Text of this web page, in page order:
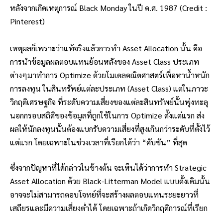
หลังจากเกิดเหตุการณ์ Black Monday ในปี ค.ศ. 1987 (Credit :
Pinterest)
เหตุผลก็เพราะว่าแท้จริงแล้วการทำ Asset Allocation นั้น คือ
การนำข้อมูลผลตอบแทนย้อนหลังของ Asset Class ประเภท
ต่างๆมาทำการ Optimize ด้วยโมเดลคณิตศาสตร์เพื่อหาน้ำหนัก
การลงทุน ในสินทรัพย์แต่ละประเภท (Asset Class) แต่ในภาวะ
วิกฤติเศรษฐกิจ ที่ระดับความเสี่ยงของแต่ละสินทรัพย์นั้นพุ่งทะลุ
นอกกรอบสถิติของข้อมูลที่ถูกใช้ในการ Optimize ตั้งแต่แรก ส่ง
ผลให้นักลงทุนนั้นต้องแบกรับความเสี่ยงที่สูงเกินกว่าระดับที่ตั้งไว้
แต่แรก โดยเฉพาะในช่วงเวลาที่เรียกได้ว่า “คับขัน” ที่สุด
ซึ่งจากปัญหาที่ได้กล่าวในข้างต้น จะเห็นได้ว่าการทำ Strategic
Asset Allocation ด้วย Black-Litterman Model แบบดั้งเดิมนั้น
อาจจะไม่สามารถตอบโจทย์ที่จะสร้างผลตอบแทนระยะยาวที่
เสถียรและมีความเสี่ยงต่ำได้ โดยเฉพาะถ้าเกิดวิกฤติการณ์ที่เรียก